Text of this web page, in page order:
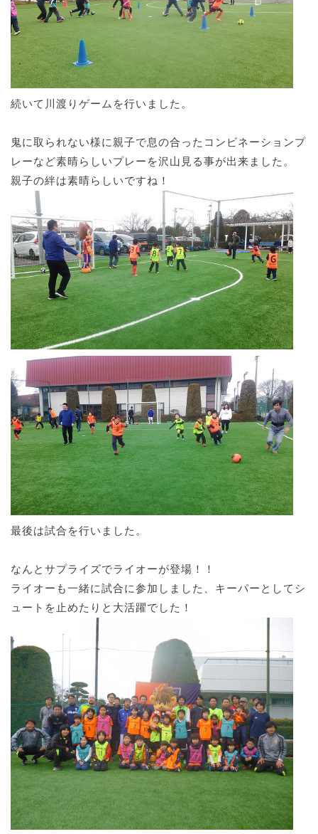
続いて川渡りゲームを行いました。
鬼に取られない様に親子で息の合ったコンビネーションプ
レーなど素晴らしいプレーを沢山見る事が出来ました。
親子の絆は素晴らしいですね！
最後は試合を行いました。
なんとサプライズでライオーが登場！！
ライオーも一緒に試合に参加しました、キーパーとしてシ
ュートを止めたりと大活躍でした！